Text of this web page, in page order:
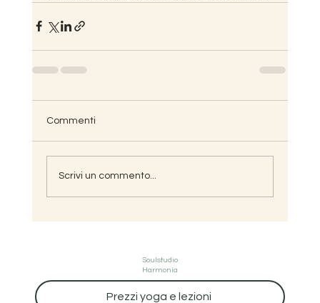
Commenti
Scrivi un commento...
Soulstudio
Harmonia
Prezzi yoga e lezioni